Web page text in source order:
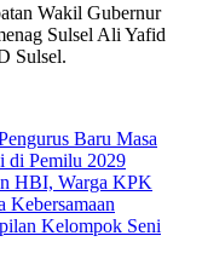
Wakil Gubernur
Sulsel Ali Yafid
Sulsel.
Baru Masa
di Pemilu 2029
HBI, Warga KPK
Kebersamaan
Kelompok Seni